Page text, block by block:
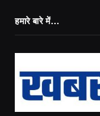
हमारे बारे में…